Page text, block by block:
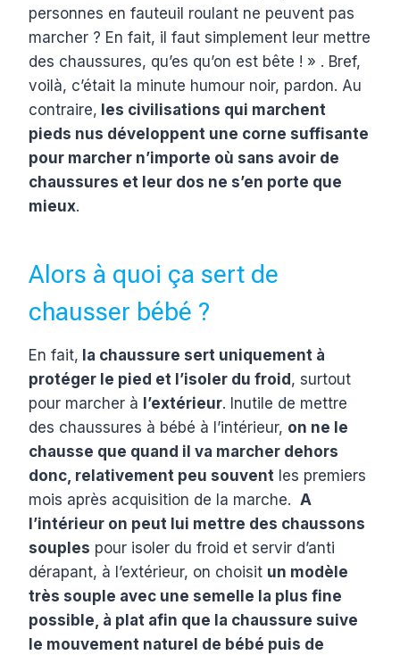
personnes en fauteuil roulant ne peuvent pas
marcher ? En fait, il faut simplement leur mettre
des chaussures, qu’es qu’on est bête ! » . Bref,
voilà, c’était la minute humour noir, pardon. Au
contraire, les civilisations qui marchent
pieds nus développent une corne suffisante
pour marcher n’importe où sans avoir de
chaussures et leur dos ne s’en porte que
mieux.
Alors à quoi ça sert de
chausser bébé ?
En fait, la chaussure sert uniquement à
protéger le pied et l’isoler du froid , surtout
pour marcher à l’extérieur. Inutile de mettre
des chaussures à bébé à l’intérieur, on ne le
chausse que quand il va marcher dehors
donc, relativement peu souvent les premiers
mois après acquisition de la marche. A
l’intérieur on peut lui mettre des chaussons
souples pour isoler du froid et servir d’anti
dérapant, à l’extérieur, on choisit un modèle
très souple avec une semelle la plus fine
possible, à plat afin que la chaussure suive
le mouvement naturel de bébé puis de